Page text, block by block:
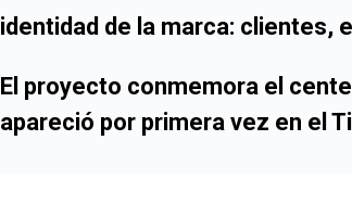
identidad de la marca: clientes,
El proyecto conmemora el
apareció por primera vez en el